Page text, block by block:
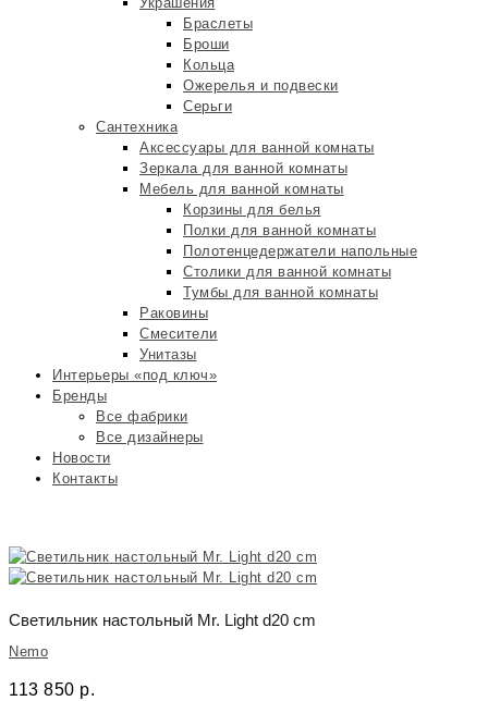
Браслеты
Броши
Кольца
Ожерелья и подвески
Серьги
Сантехника
Аксессуары для ванной комнаты
Зеркала для ванной комнаты
Мебель для ванной комнаты
Корзины для белья
Полки для ванной комнаты
Полотенцедержатели напольные
Столики для ванной комнаты
Тумбы для ванной комнаты
Раковины
Смесители
Унитазы
Интерьеры «под ключ»
Бренды
Все фабрики
Все дизайнеры
Новости
Контакты
Светильник настольный Mr. Light d20 cm
Nemo
113 850 р.